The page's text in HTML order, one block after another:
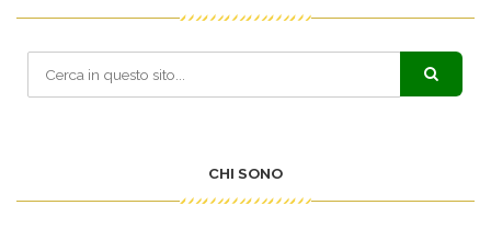
CHI SONO